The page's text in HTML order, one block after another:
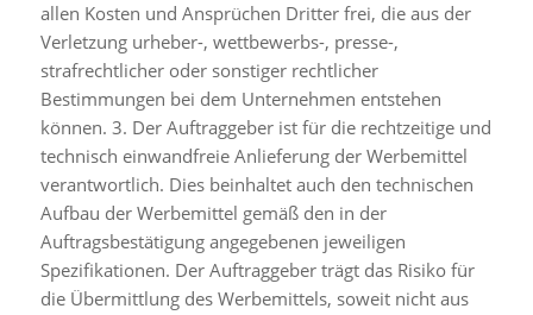
allen Kosten und Ansprüchen Dritter frei, die aus der
Verletzung urheber-, wettbewerbs-, presse-,
strafrechtlicher oder sonstiger rechtlicher
Bestimmungen bei dem Unternehmen entstehen
können. 3. Der Auftraggeber ist für die rechtzeitige und
technisch einwandfreie Anlieferung der Werbemittel
verantwortlich. Dies beinhaltet auch den technischen
Aufbau der Werbemittel gemäß den in der
Auftragsbestätigung angegebenen jeweiligen
Spezifikationen. Der Auftraggeber trägt das Risiko für
die Übermittlung des Werbemittels, soweit nicht aus